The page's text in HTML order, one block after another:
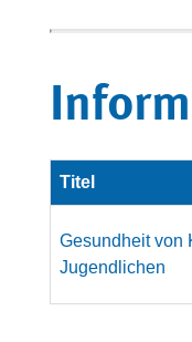
Titel
Gesundheit von
Jugendlichen